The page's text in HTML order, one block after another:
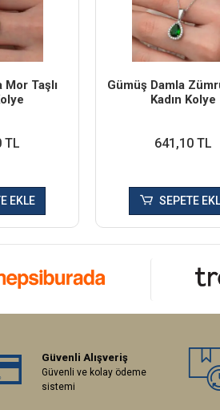
Mor Taşlı
TL
EKLE
Gümüş Damla
Kadın Kolye
641,10 TL
SEPETE
Güvenli Alışveriş
Güvenli ve kolay ödeme
sistemi